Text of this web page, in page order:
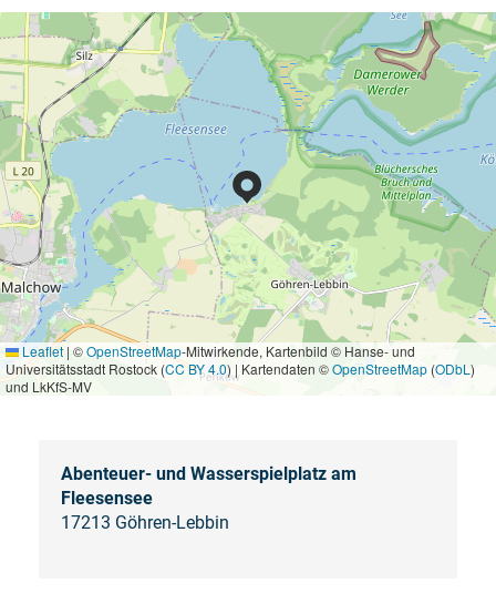
Leaflet | ©OpenStreetMap-Mitwirkende, Kartenbild © Hanse- und
Universitätsstadt Rostock (CC BY 4.0) | Kartendaten ©OpenStreetMap(ODbL )
und LkKfS-MV
Abenteuer- und Wasserspielplatz am
Fleesensee
17213 Göhren-Lebbin